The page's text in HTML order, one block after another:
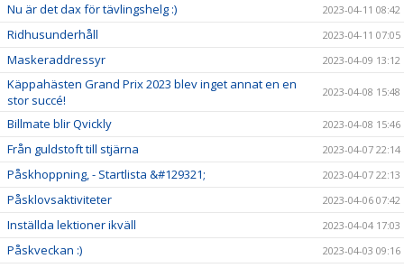
Nu är det dax för tävlingshelg :) 2023-04-11 08:42
Ridhusunderhåll 2023-04-11 07:05
Maskeraddressyr 2023-04-09 13:12
Käppahästen Grand Prix 2023 blev inget annat en en
stor succé!
2023-04-08 15:48
Billmate blir Qvickly 2023-04-08 15:46
Från guldstoft till stjärna 2023-04-07 22:14
Påskhoppning, - Startlista &#129321; 2023-04-07 22:13
Påsklovsaktiviteter 2023-04-06 07:42
Inställda lektioner ikväll 2023-04-04 17:03
Påskveckan :) 2023-04-03 09:16